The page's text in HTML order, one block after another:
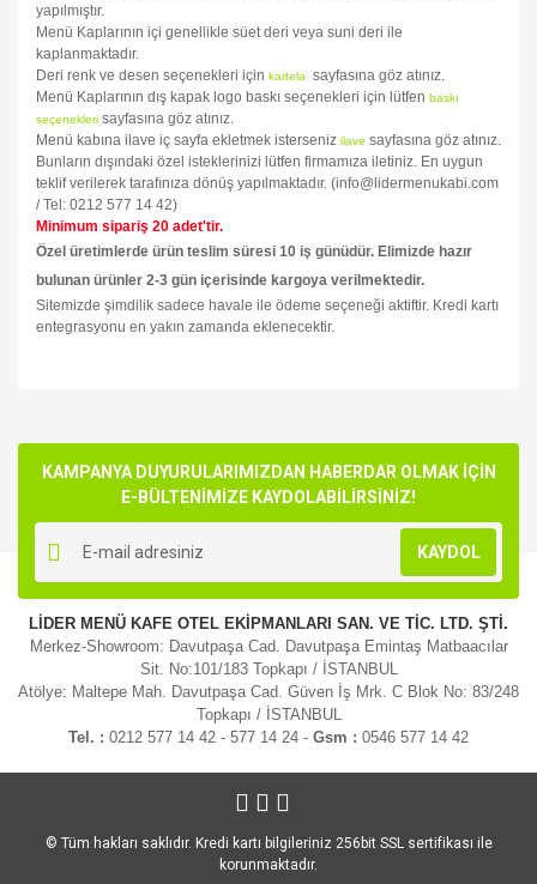
yapılmıştır.
Menü Kaplarının içi genellikle süet deri veya suni deri ile
kaplanmaktadır.
Deri renk ve desen seçenekleri için kartela
sayfasına göz atınız.
Menü Kaplarının dış kapak logo baskı seçenekleri için lütfen baskı
seçenekleri sayfasına göz atınız.
Menü kabına ilave iç sayfa ekletmek isterseniz ilave sayfasına göz atınız.
Bunların dışındaki özel isteklerinizi lütfen firmamıza iletiniz. En uygun
teklif verilerek tarafınıza dönüş yapılmaktadır. (info@lidermenukabi.com
/ Tel: 0212 577 14 42)
Minimum sipariş 20 adet'tir.
Özel üretimlerde ürün teslim süresi 10 iş günüdür. Elimizde hazır
bulunan ürünler 2-3 gün içerisinde kargoya verilmektedir.
Sitemizde şimdilik sadece havale ile ödeme seçeneği aktiftir. Kredi kartı
entegrasyonu en yakın zamanda eklenecektir.
Yorum Yaz
kullanarak tarafımıza iletebilirsiniz.
Görüş ve önerileriniz için teşekkür ederiz.
Ürün resmi kalitesiz, bozuk veya görüntülenemiyor.
Ürün açıklamasında eksik bilgiler bulunuyor.
Ürün bilgilerinde hatalar bulunuyor.
Ürün fiyatı diğer sitelerden daha pahalı.
Bu ürüne benzer farklı alternatifler olmalı.
KAMPANYA DUYURULARIMIZDAN HABERDAR OLMAK İÇİN
E-BÜLTENİMİZE KAYDOLABİLİRSİNİZ!
KAYDOL
LİDER MENÜ KAFE OTEL EKİPMANLARI SAN. VE TİC. LTD. ŞTİ.
Merkez-Showroom: Davutpaşa Cad. Davutpaşa Emintaş Matbaacılar
Sit. No:101/183 Topkapı / İSTANBUL
Atölye: Maltepe Mah. Davutpaşa Cad. Güven İş Mrk. C Blok No: 83/248
Topkapı / İSTANBUL
Tel. : 0212 577 14 42 - 577 14 24 - Gsm : 0546 577 14 42
© Tüm hakları saklıdır. Kredi kartı bilgileriniz 256bit SSL sertifikası ile
korunmaktadır.